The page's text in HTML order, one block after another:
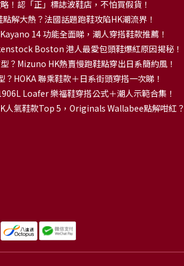
！認「正」標誌波鞋店，不怕買假貨！
點解大熱？法國話題跑鞋攻陷HK潮流界！
14 功能全面睇，潮人穿搭鞋款推薦！
Boston 港人最愛包頭鞋爆紅原因揭秘！
？Mizuno HK熱賣慢跑鞋點穿出日系簡約風！
？HOKA 聯乘鞋款＋日系街頭穿搭一次睇！
Loafer 樂福鞋穿搭公式＋潮人示範合集！
人氣鞋款Top 5，Originals Wallabee點解咁紅？